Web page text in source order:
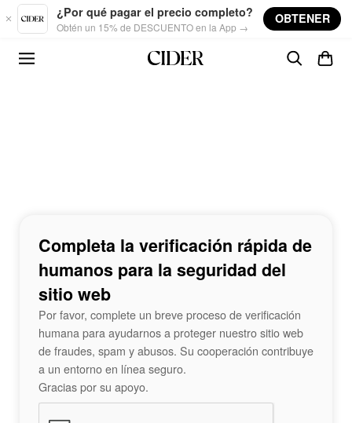
Skip to main content
¿Por qué pagar el precio completo?
Obtén un 15% de DESCUENTO en la App →
OBTENER
Completa la verificación rápida de
humanos para la seguridad del
sitio web
Por favor, complete un breve proceso de verificación
humana para ayudarnos a proteger nuestro sitio web
de fraudes, spam y abusos. Su cooperación contribuye
a un entorno en línea seguro.
Gracias por su apoyo.